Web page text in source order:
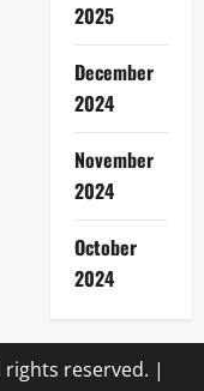
2025
December
2024
November
2024
October
2024
reserved. |